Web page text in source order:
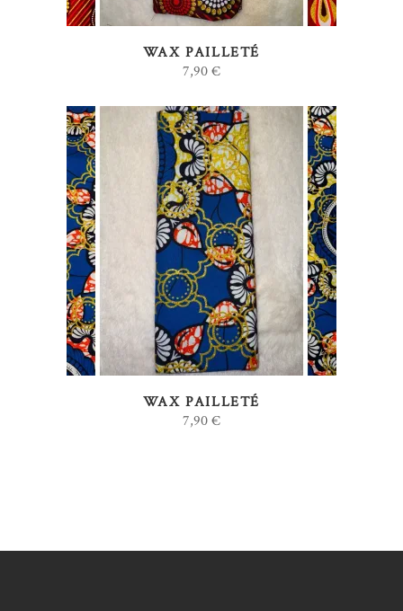
WAX PAILLETÉ
7,90€
AJOUTER AU PANIER
WAX PAILLETÉ
7,90€